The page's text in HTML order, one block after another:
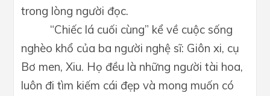
trong lòng người đọc.
“Chiếc lá cuối cùng” kể về cuộc sống
nghèo khổ của ba người nghệ sĩ: Giôn xi, cụ
Bơ men, Xiu. Họ đều là những người tài hoa,
luôn đi tìm kiếm cái đẹp và mong muốn có